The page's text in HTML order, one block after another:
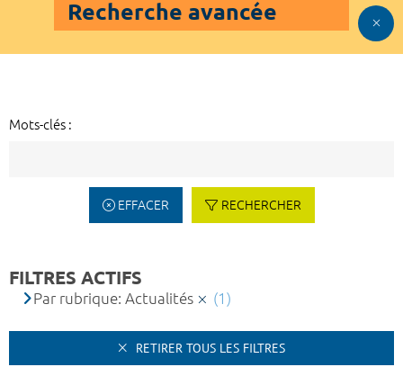
Recherche avancée
Mots-clés :
EFFACER RECHERCHER
FILTRES ACTIFS
Par rubrique: Actualités (1)
RETIRER TOUS LES FILTRES